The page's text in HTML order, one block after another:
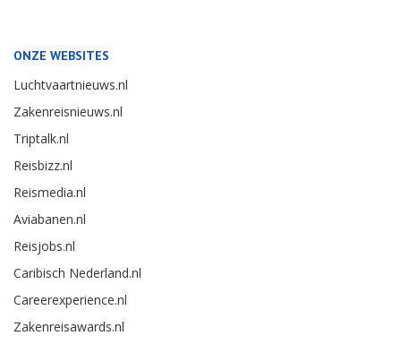
ONZE WEBSITES
Luchtvaartnieuws.nl
Zakenreisnieuws.nl
Triptalk.nl
Reisbizz.nl
Reismedia.nl
Aviabanen.nl
Reisjobs.nl
Caribisch Nederland.nl
Careerexperience.nl
Zakenreisawards.nl